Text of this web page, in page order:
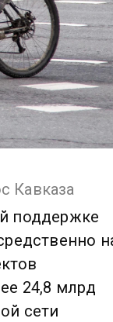
Кавказа
поддержке
24,8 млрд
сети